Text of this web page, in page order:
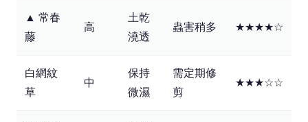
▲ 常春
藤
高
土乾
澆透
蟲害稍多 ★★★★☆
白網紋
草
中
保持
微濕
需定期修
剪
★★★☆☆